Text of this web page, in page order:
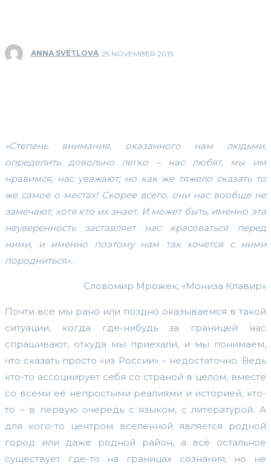
ANNA SVETLOVA 25 NOVEMBER 2015
«Степень внимания, оказанного нам людьми,
определить довольно легко – нас любят, мы им
нравимся, нас уважают; но как же тяжело сказать то
же самое о местах! Скорее всего, они нас вообще не
замечают, хотя кто их знает. И может быть, именно эта
неуверенность заставляет нас красоваться перед
ними, и именно поэтому нам так хочется с ними
породниться».
Словомир Мрожек, «Мониза Клавир»
Почти все мы рано или поздно оказываемся в такой
ситуации, когда где-нибудь за границей нас
спрашивают, откуда мы приехали, и мы понимаем,
что сказать просто «из России» – недостаточно. Ведь
кто-то ассоциирует себя со страной в целом, вместе
со всеми её непростыми реалиями и историей, кто-
то – в первую очередь с языком, с литературой. А
для кого-то центром вселенной является родной
город или даже родной район, а всё остальное
существует где-то на границах сознания, но не